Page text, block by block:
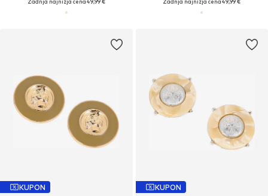
Zadnja najnižja cena49,99 € Zadnja najnižja cena49,99 €
KUPON KUPON